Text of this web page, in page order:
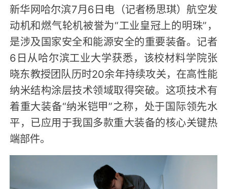
新华网哈尔滨7月6日电（记者杨思琪）航空发
动机和燃气轮机被誉为“工业皇冠上的明珠”，
是涉及国家安全和能源安全的重要装备。记者
6日从哈尔滨工业大学获悉，该校材料学院张
晓东教授团队历时20余年持续攻关，在高性能
纳米结构涂层技术领域取得突破。这项技术有
着重大装备“纳米铠甲”之称，处于国际领先水
平，已应用于我国多款重大装备的核心关键热
端部件。